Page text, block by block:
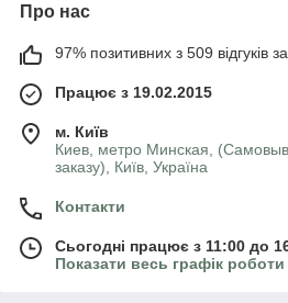
Про нас
97% позитивних з 509 відгуків за
Працює з 19.02.2015
м. Київ
Киев, метро Минская,
заказу), Київ, Україна
Контакти
Сьогодні працює з 11:00 до
Показати весь графік роботи